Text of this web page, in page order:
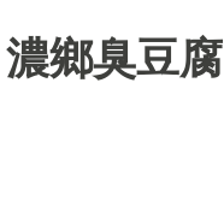
濃鄉臭豆腐